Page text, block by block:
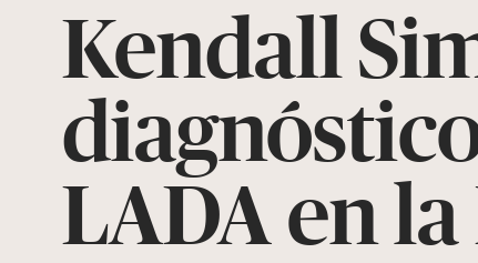
Kendall
LADA en la